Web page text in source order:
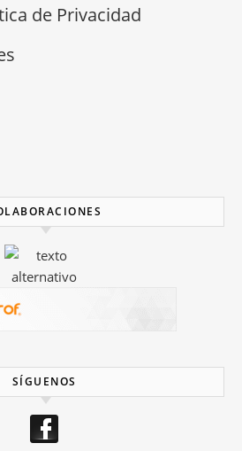
de Privacidad
SÍGUENOS